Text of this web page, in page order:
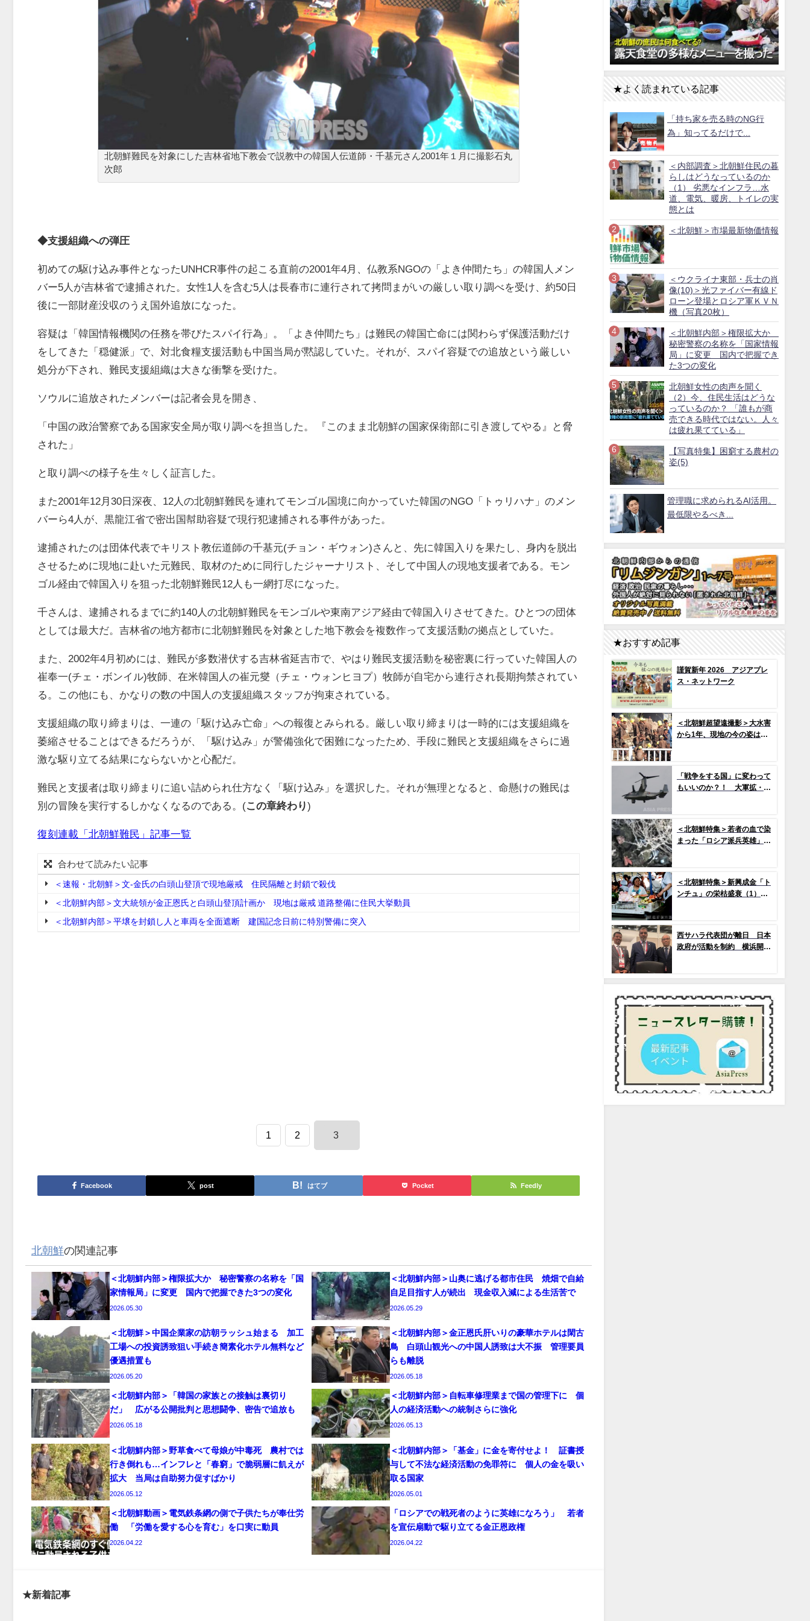
北朝鮮難民を対象にした吉林省地下教会で説教中の韓国人伝道師・千基元さん2001年１月に撮影石丸
次郎
◆支援組織への弾圧
初めての駆け込み事件となったUNHCR事件の起こる直前の2001年4 月、仏教系NGOの「よき仲間たち」の韓国人メン
バー5 人が吉林省で逮捕された。女性1 人を含む5 人は長春市に連行されて拷問まがいの厳しい取り調べを受け、約50 日
後に一部財産没収のうえ国外追放になった。
容疑は「韓国情報機関の任務を帯びたスパイ行為」。「よき仲間たち」は難民の韓国亡命には関わらず保護活動だけ
をしてきた「穏健派」で、対北食糧支援活動も中国当局が黙認していた。それが、スパイ容疑での追放という厳しい
処分が下され、難民支援組織は大きな衝撃を受けた。
ソウルに追放されたメンバーは記者会見を開き、
「中国の政治警察である国家安全局が取り調べを担当した。 『このまま北朝鮮の国家保衛部に引き渡してやる』と脅
された」
と取り調べの様子を生々しく証言した。
また2001年12 月 30 日深夜、 12 人の北朝鮮難民を連れてモンゴル国境に向かっていた韓国のNGO 「トゥリハナ」のメン
バーら4 人が、黒龍江省で密出国幇助容疑で現行犯逮捕される事件があった。
逮捕されたのは団体代表でキリスト教伝道師の千基元(チョン・ギウォン)さんと、先に韓国入りを果たし、身内を脱出
させるために現地に赴いた元難民、取材のために同行したジャーナリスト、そして中国人の現地支援者である。モン
ゴル経由で韓国入りを狙った北朝鮮難民12 人も一網打尽になった。
千さんは、逮捕されるまでに約140 人の北朝鮮難民をモンゴルや東南アジア経由で韓国入りさせてきた。ひとつの団体
としては最大だ。吉林省の地方都市に北朝鮮難民を対象とした地下教会を複数作って支援活動の拠点としていた。
また、 2002年4 月初めには、難民が多数潜伏する吉林省延吉市で、やはり難民支援活動を秘密裏に行っていた韓国人の
崔奉一(チェ・ボンイル)牧師、在米韓国人の崔元燮（チェ・ウォンヒヨプ）牧師が自宅から連行され長期拘禁されてい
る。この他にも、かなりの数の中国人の支援組織スタッフが拘束されている。
支援組織の取り締まりは、一連の「駆け込み亡命」への報復とみられる。厳しい取り締まりは一時的には支援組織を
萎縮させることはできるだろうが、「駆け込み」が警備強化で困難になったため、手段に難民と支援組織をさらに過
激な駆り立てる結果にならないかと心配だ。
難民と支援者は取り締まりに追い詰められ仕方なく「駆け込み」を選択した。それが無理となると、命懸けの難民は
別の冒険を実行するしかなくなるのである。 (この章終わり)
復刻連載「北朝鮮難民」記事一覧
合わせて読みたい記事
＜速報・北朝鮮＞文-金氏の白頭山登頂で現地厳戒 住民隔離と封鎖で殺伐
＜北朝鮮内部＞文大統領が金正恩氏と白頭山登頂計画か 現地は厳戒 道路整備に住民大挙動員
＜北朝鮮内部＞平壌を封鎖し人と車両を全面遮断 建国記念日前に特別警備に突入
1 2 3
Facebook post はてブ Pocket Feedly
北朝鮮の関連記事
＜北朝鮮内部＞権限拡大か 秘密警察の名称を「国
家情報局」に変更 国内で把握できた3つの変化
2026.05.30
＜北朝鮮内部＞山奥に逃げる都市住民 焼畑で自給
自足目指す人が続出 現金収入減による生活苦で
2026.05.29
＜北朝鮮＞中国企業家の訪朝ラッシュ始まる 加工
工場への投資誘致狙い手続き簡素化ホテル無料など
優遇措置も
2026.05.20
＜北朝鮮内部＞金正恩氏肝いりの豪華ホテルは閑古
鳥 白頭山観光への中国人誘致は大不振 管理要員
らも離脱
2026.05.18
＜北朝鮮内部＞「韓国の家族との接触は裏切り
だ」 広がる公開批判と思想闘争、密告で追放も
2026.05.18
＜北朝鮮内部＞自転車修理業まで国の管理下に 個
人の経済活動への統制さらに強化
2026.05.13
＜北朝鮮内部＞野草食べて母娘が中毒死 農村では
行き倒れも…インフレと「春窮」で脆弱層に飢えが
拡大 当局は自助努力促すばかり
2026.05.12
＜北朝鮮内部＞「基金」に金を寄付せよ！ 証書授
与して不法な経済活動の免罪符に 個人の金を吸い
取る国家
2026.05.01
＜北朝鮮動画＞電気鉄条網の側で子供たちが奉仕労
働 「労働を愛する心を育む」を口実に動員
2026.04.22
「ロシアでの戦死者のように英雄になろう」 若者
を宣伝扇動で駆り立てる金正恩政権
2026.04.22
★新着記事
★よく読まれている記事
「持ち家を売る時のNG行
為」知ってるだけで...
＜内部調査＞北朝鮮住民の暮
らしはどうなっているのか
（1） 劣悪なインフラ…水
道、電気、暖房、トイレの実
態とは
＜北朝鮮＞市場最新物価情報
＜ウクライナ東部・兵士の肖
像(10)＞光ファイバー有線ド
ローン登場とロシア軍ＫＶＮ
機（写真20枚）
＜北朝鮮内部＞権限拡大か
秘密警察の名称を「国家情報
局」に変更 国内で把握でき
た3つの変化
北朝鮮女性の肉声を聞く
（2）今、住民生活はどうな
っているのか？ 「誰もが商
売できる時代ではない。人々
は疲れ果てている」
【写真特集】困窮する農村の
姿(5)
管理職に求められるAI活用。
最低限やるべき...
★おすすめ記事
謹賀新年 2026 アジアプレ
ス・ネットワーク
＜北朝鮮超望遠撮影＞大水害
から1年、現地の今の姿は？
人が大量動員（写真10枚）
「戦争をする国」に変わって
もいいのか？！ 大軍拡・戦
リュート・ドラゴン25」
＜北朝鮮特集＞若者の血で染
まった「ロシア派兵英雄」
＜北朝鮮特集＞新興成金「ト
ンチュ」の栄枯盛衰（1）
西サハラ代表団が離日 日本
政府が活動を制約 横浜開催